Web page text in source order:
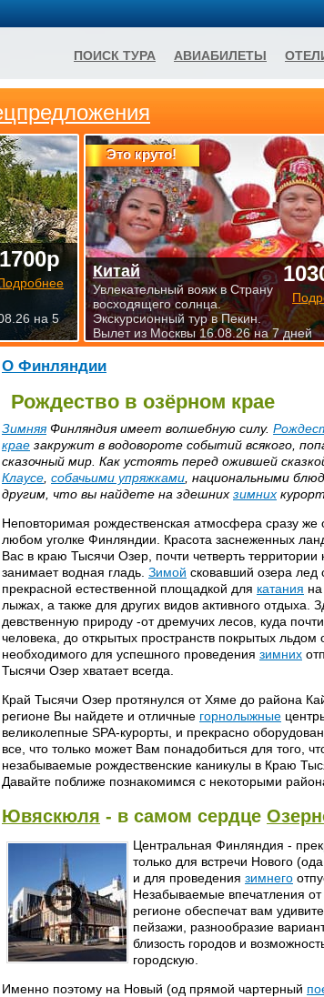
О Финляндии
Рождество в озёрном крае
ЗимняяФинляндия имеет волшебную силу.
крае закружит в водовороте событий всякого,
сказочный мир. Как устоять перед ожившей
Клаусе собачьими упряжками , национальными
другим, что вы найдете на здешних зимних
Неповторимая рождественская атмосфера сразу же
любом уголке Финляндии. Красота заснеженных
Вас в краю Тысячи Озер, почти четверть территории
занимает водная гладь. Зимой сковавший озера лед
прекрасной естественной площадкой для катания
лыжах, а также для других видов активного отдыха.
девственную природу -от дремучих лесов, куда
человека, до открытых пространств покрытых льдом
необходимого для успешного проведения зимних
Тысячи Озер хватает всегда.
Край Тысячи Озер протянулся от Хяме до района
регионе Вы найдете и отличные горнолыжные
великолепные SPA-курорты, и прекрасно
все, что только может Вам понадобиться для того,
незабываемые рождественские каникулы в Краю
Давайте поближе познакомимся с некоторыми
Ювяскюля - в самом сердце
Центральная Финляндия -
только для встречи Нового
и для проведения зимнего
Незабываемые впечатления от
регионе обеспечат вам
пейзажи, разнообразие
близость городов и
городскую.
Именно поэтому на Новый (од прямой чартерный
на 5
Это круто!
Китай
Увлекательный вояж в Страну
восходящего солнца.
Экскурсионный тур в Пекин.
Вылет из Москвы 16.08.26 на 7 дней
ПОИСК ТУРА АВИАБИЛЕТЫ